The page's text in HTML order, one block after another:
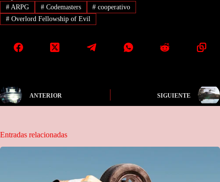
#ARPG #Codemasters # cooperativo
#Overlord Fellowship of Evil
ANTERIOR SIGUIENTE
Entradas relacionadas